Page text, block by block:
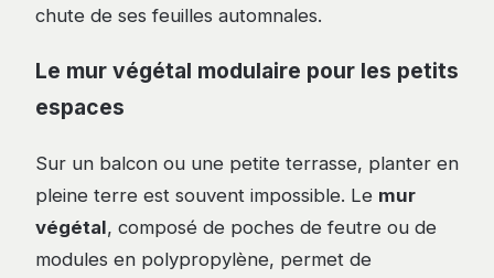
chute de ses feuilles automnales.
Le mur végétal modulaire pour les petits
espaces
Sur un balcon ou une petite terrasse, planter en
pleine terre est souvent impossible. Le mur
végétal, composé de poches de feutre ou de
modules en polypropylène, permet de